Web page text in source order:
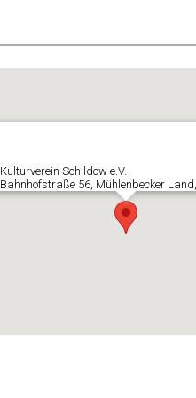
Kulturverein Schildow e.V.
Bahnhofstraße 56, Mühlenbecker